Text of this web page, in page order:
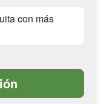
con más